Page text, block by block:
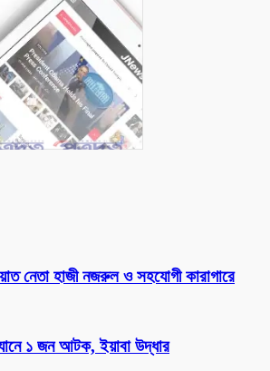
নেতা হাজী নজরুল ও সহযোগী কারাগারে
১ জন আটক, ইয়াবা উদ্ধার